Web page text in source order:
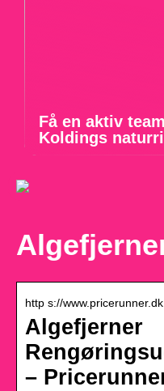
Få en aktiv
Koldings
http s://
Algefjerner
–